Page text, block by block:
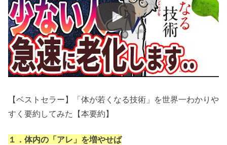
【ベストセラー】「体が若くなる技術」を世界一わかりや
すく要約してみた【本要約】
１．体内の「アレ」を増やせば